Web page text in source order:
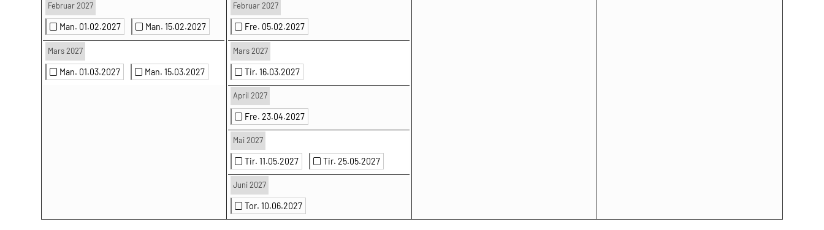
Februar 2027
Man. 01.02.2027 Man. 15.02.2027
Mars 2027
Man. 01.03.2027 Man. 15.03.2027
Februar 2027
Fre. 05.02.2027
Mars 2027
Tir. 16.03.2027
April 2027
Fre. 23.04.2027
Mai 2027
Tir. 11.05.2027 Tir. 25.05.2027
Juni 2027
Tor. 10.06.2027